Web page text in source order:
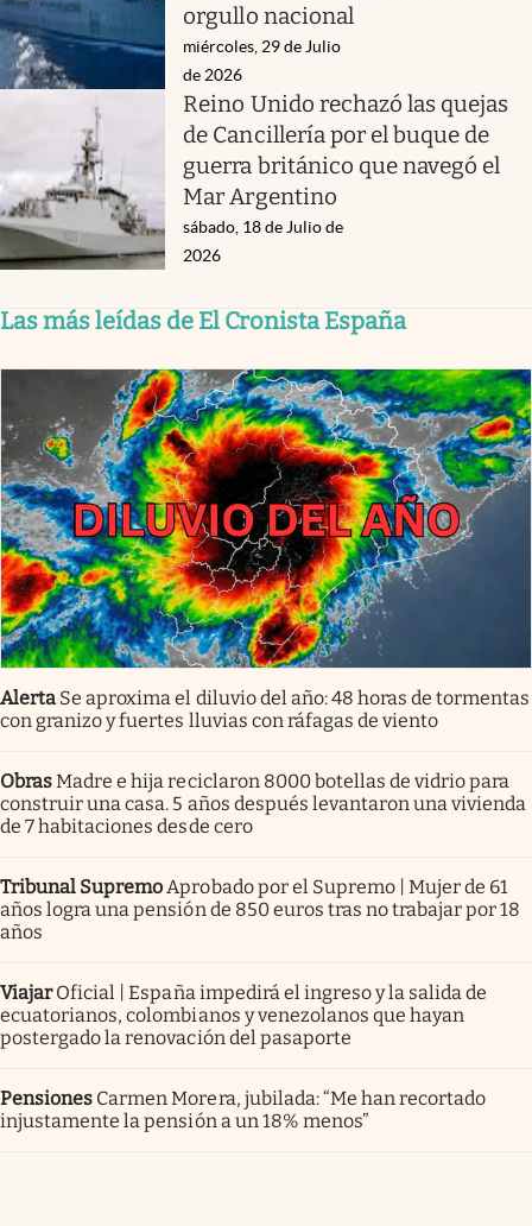
orgullo nacional
miércoles, 29 de Julio
de 2026
Reino Unido rechazó las quejas
de Cancillería por el buque de
guerra británico que navegó el
Mar Argentino
sábado, 18 de Julio de
2026
Las más leídas de El Cronista España
Alerta Se aproxima el diluvio del año: 48 horas de tormentas
con granizo y fuertes lluvias con ráfagas de viento
ObrasMadre e hija reciclaron 8000 botellas de vidrio para
construir una casa. 5 años después levantaron una vivienda
de 7 habitaciones desde cero
Tribunal Supremo Aprobado por el Supremo | Mujer de 61
años logra una pensión de 850 euros tras no trabajar por 18
años
Viajar Oficial | España impedirá el ingreso y la salida de
ecuatorianos, colombianos y venezolanos que hayan
postergado la renovación del pasaporte
Pensiones Carmen Morera, jubilada: “Me han recortado
injustamente la pensión a un 18% menos”